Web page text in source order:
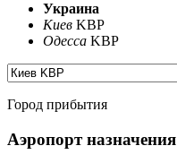
Украина
Киев KBP
Одесса KBP
Город прибытия
Аэропорт назначения